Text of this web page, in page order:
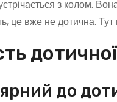
з колом.
це вже не дотична.
дотичної
до